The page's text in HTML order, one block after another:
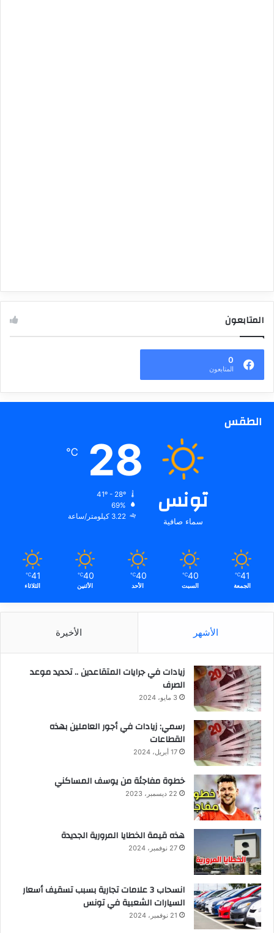
المتابعون
0
المتابعون
الطقس
تونس
سماء صافية
28
℃
69%
3.22 كيلومتر/ساعة
41
℃
الجمعة
40
℃
السبت
40
℃
الأحد
40
℃
الأثنين
41
℃
الثلاثاء
الأشهر الأخيرة
زيادات في جرايات المتقاعدين .. تحديد موعد
الصرف
3 مايو، 2024
رسمي: زيادات في أجور العاملين بهذه
القطاعات
17 أبريل، 2024
خطوة مفاجئة من يوسف المساكني
22 ديسمبر، 2023
هذه قيمة الخطايا المرورية الجديدة
27 نوفمبر، 2024
انسحاب 3 علامات تجارية بسبب تسقيف أسعار
السيارات الشعبية في تونس
21 نوفمبر، 2024